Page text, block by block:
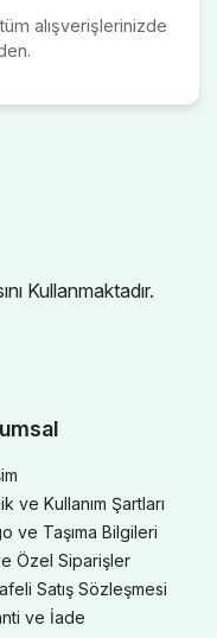
alışverişlerinizde
Kullanmaktadır.
ve Kullanım Şartları
ve Taşıma Bilgileri
Özel Siparişler
Satış Sözleşmesi
ve İade